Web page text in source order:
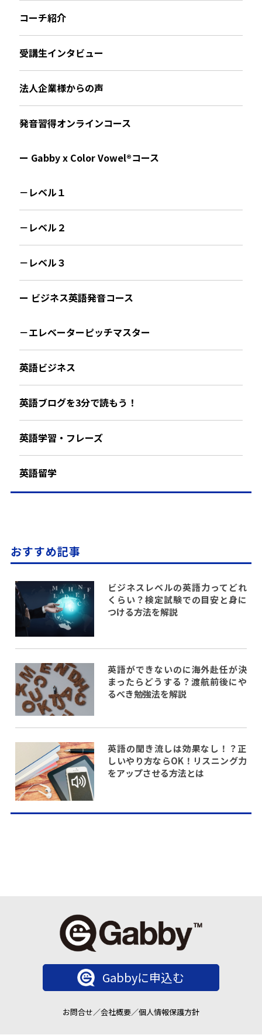
コーチ紹介
受講生インタビュー
法人企業様からの声
発音習得オンラインコース
ー Gabby x Color Vowel®︎コース
－レベル１
－レベル２
－レベル３
ー ビジネス英語発音コース
－エレベーターピッチマスター
英語ビジネス
英語ブログを3分で読もう！
英語学習・フレーズ
英語留学
おすすめ記事
ビジネスレベルの英語力ってどれ
くらい？検定試験での目安と身に
つける方法を解説
英語ができないのに海外赴任が決
まったらどうする？渡航前後にや
るべき勉強法を解説
英語の聞き流しは効果なし！？正
しいやり方ならOK！リスニング力
をアップさせる方法とは
Gabbyに申込む
お問合せ／会社概要／個人情報保護方針